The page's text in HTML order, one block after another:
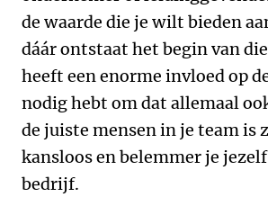
de waarde die je wilt bieden
dáár ontstaat het begin van
heeft een enorme invloed op
nodig hebt om dat allemaal
de juiste mensen in je team is
kansloos en belemmer je
bedrijf.